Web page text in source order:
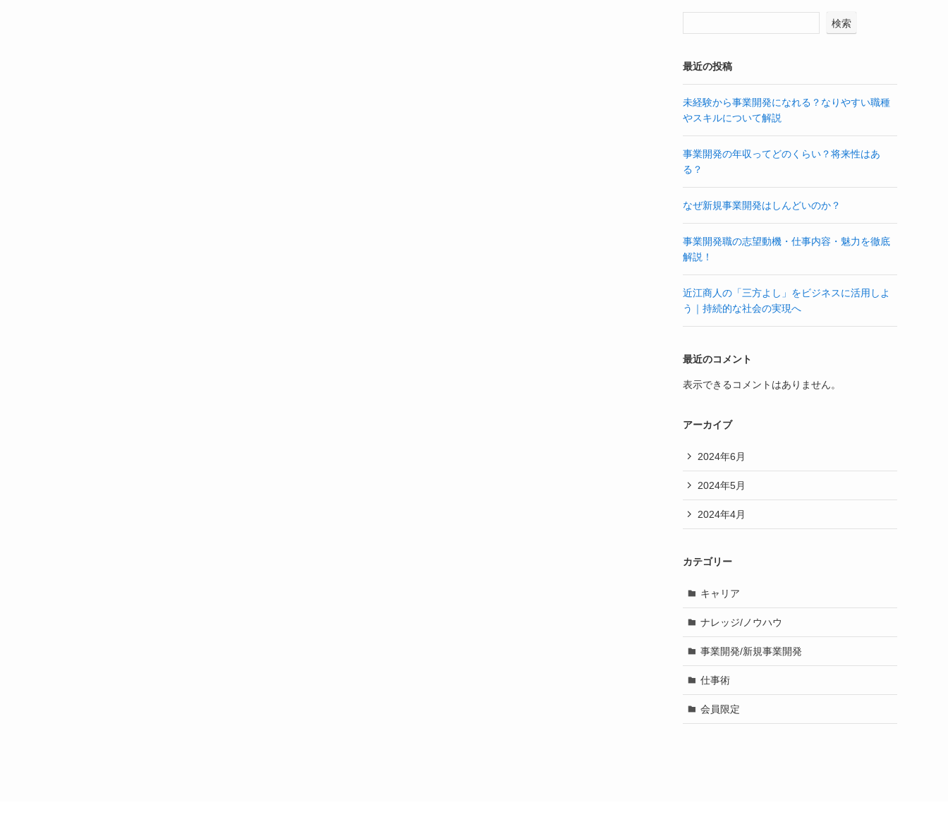
検索
最近の投稿
未経験から事業開発になれる？なりやすい職種
やスキルについて解説
事業開発の年収ってどのくらい？将来性はあ
る？
なぜ新規事業開発はしんどいのか？
事業開発職の志望動機・仕事内容・魅力を徹底
解説！
近江商人の「三方よし」をビジネスに活用しよ
う｜持続的な社会の実現へ
最近のコメント
表示できるコメントはありません。
アーカイブ
2024年6月
2024年5月
2024年4月
カテゴリー
キャリア
ナレッジ/ノウハウ
事業開発/新規事業開発
仕事術
会員限定